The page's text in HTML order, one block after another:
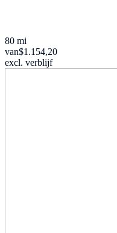
80 mi
van$1.154,20
excl. verblijf